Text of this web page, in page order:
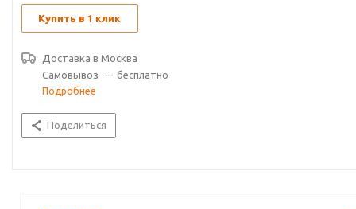
Купить в 1 клик
Доставка в Москва
Самовывоз — бесплатно
Подробнее
Поделиться